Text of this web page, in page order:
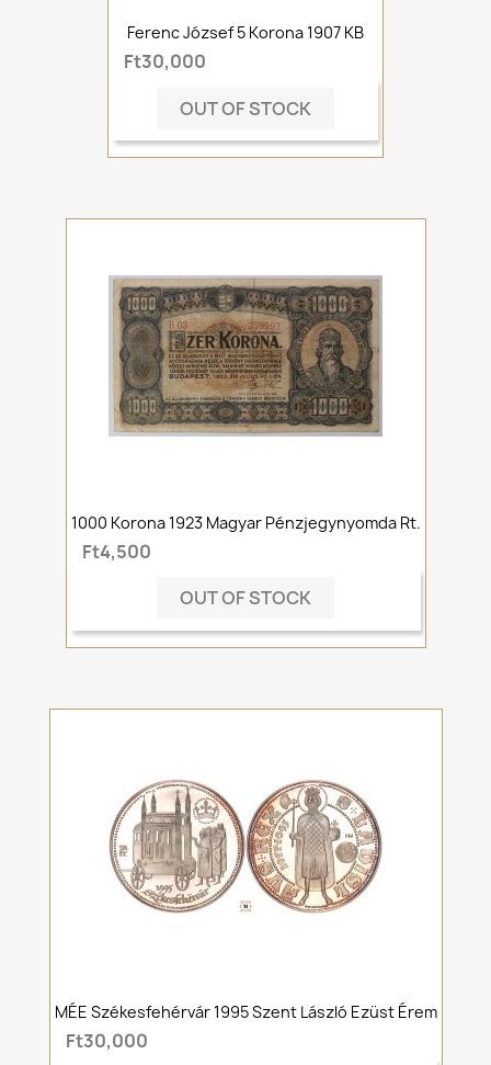
Ferenc József 5 Korona 1907 KB
Ft30,000
OUT OF STOCK
1000 Korona 1923 Magyar Pénzjegynyomda Rt.
Ft4,500
OUT OF STOCK
MÉE Székesfehérvár 1995 Szent László Ezüst Érem
Ft30,000